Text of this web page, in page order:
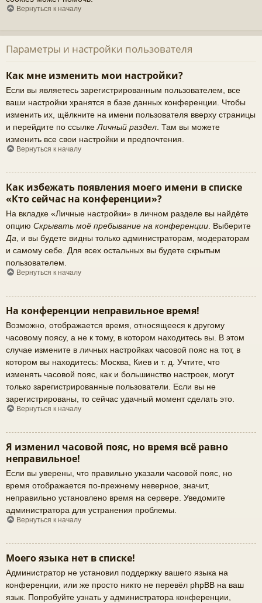
Вернуться к началу
Параметры и настройки пользователя
Как мне изменить мои настройки?
Если вы являетесь зарегистрированным пользователем, все
ваши настройки хранятся в базе данных конференции. Чтобы
изменить их, щёлкните на имени пользователя вверху страницы
и перейдите по ссылкеЛичный раздел. Там вы можете
изменить все свои настройки и предпочтения.
Вернуться к началу
Как избежать появления моего имени в списке
«Кто сейчас на конференции»?
На вкладке «Личные настройки» в личном разделе вы найдёте
опцию Скрывать моё пребывание на конференции. Выберите
Да, и вы будете видны только администраторам, модераторам
и самому себе. Для всех остальных вы будете скрытым
пользователем.
Вернуться к началу
На конференции неправильное время!
Возможно, отображается время, относящееся к другому
часовому поясу, а не к тому, в котором находитесь вы. В этом
случае измените в личных настройках часовой пояс на тот, в
котором вы находитесь: Москва, Киев и т. д. Учтите, что
изменять часовой пояс, как и большинство настроек, могут
только зарегистрированные пользователи. Если вы не
зарегистрированы, то сейчас удачный момент сделать это.
Вернуться к началу
Я изменил часовой пояс, но время всё равно
неправильное!
Если вы уверены, что правильно указали часовой пояс, но
время отображается по-прежнему неверное, значит,
неправильно установлено время на сервере. Уведомите
администратора для устранения проблемы.
Вернуться к началу
Моего языка нет в списке!
Администратор не установил поддержку вашего языка на
конференции, или же просто никто не перевёл phpBB на ваш
язык. Попробуйте узнать у администратора конференции,